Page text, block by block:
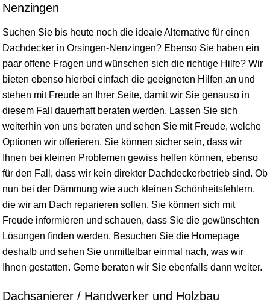
Nenzingen
Suchen Sie bis heute noch die ideale Alternative für einen
Dachdecker in Orsingen-Nenzingen? Ebenso Sie haben ein
paar offene Fragen und wünschen sich die richtige Hilfe? Wir
bieten ebenso hierbei einfach die geeigneten Hilfen an und
stehen mit Freude an Ihrer Seite, damit wir Sie genauso in
diesem Fall dauerhaft beraten werden. Lassen Sie sich
weiterhin von uns beraten und sehen Sie mit Freude, welche
Optionen wir offerieren. Sie können sicher sein, dass wir
Ihnen bei kleinen Problemen gewiss helfen können, ebenso
für den Fall, dass wir kein direkter Dachdeckerbetrieb sind. Ob
nun bei der Dämmung wie auch kleinen Schönheitsfehlern,
die wir am Dach reparieren sollen. Sie können sich mit
Freude informieren und schauen, dass Sie die gewünschten
Lösungen finden werden. Besuchen Sie die Homepage
deshalb und sehen Sie unmittelbar einmal nach, was wir
Ihnen gestatten. Gerne beraten wir Sie ebenfalls dann weiter.
Dachsanierer / Handwerker und Holzbau